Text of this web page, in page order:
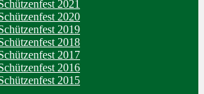
2021
2020
2019
2018
2017
2016
2015